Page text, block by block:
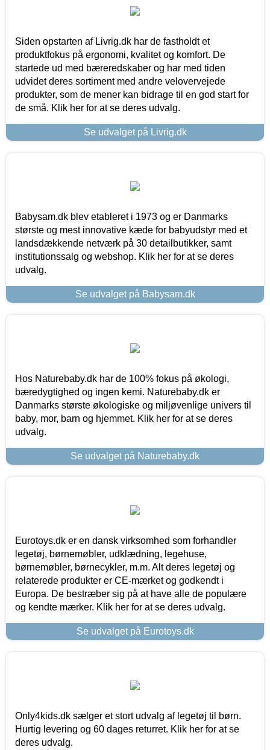
Siden opstarten af Livrig.dk har de fastholdt et
produktfokus på ergonomi, kvalitet og komfort. De
startede ud med bæreredskaber og har med tiden
udvidet deres sortiment med andre velovervejede
produkter, som de mener kan bidrage til en god start for
de små. Klik her for at se deres udvalg.
Se udvalget på Livrig.dk
Babysam.dk blev etableret i 1973 og er Danmarks
største og mest innovative kæde for babyudstyr med et
landsdækkende netværk på 30 detailbutikker, samt
institutionssalg og webshop. Klik her for at se deres
udvalg.
Se udvalget på Babysam.dk
Hos Naturebaby.dk har de 100% fokus på økologi,
bæredygtighed og ingen kemi. Naturebaby.dk er
Danmarks største økologiske og miljøvenlige univers til
baby, mor, barn og hjemmet. Klik her for at se deres
udvalg.
Se udvalget på Naturebaby.dk
Eurotoys.dk er en dansk virksomhed som forhandler
legetøj, børnemøbler, udklædning, legehuse,
børnemøbler, børnecykler, m.m. Alt deres legetøj og
relaterede produkter er CE-mærket og godkendt i
Europa. De bestræber sig på at have alle de populære
og kendte mærker. Klik her for at se deres udvalg.
Se udvalget på Eurotoys.dk
Only4kids.dk sælger et stort udvalg af legetøj til børn.
Hurtig levering og 60 dages returret. Klik her for at se
deres udvalg.